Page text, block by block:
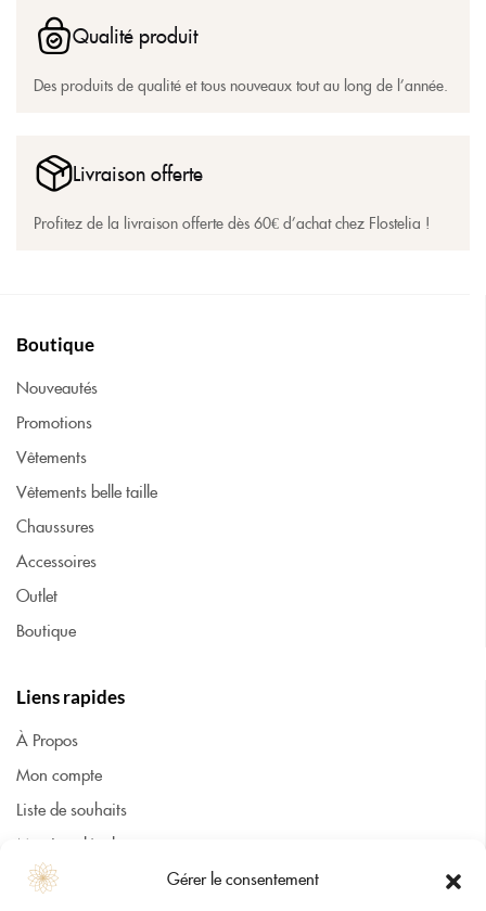
Gérer le consentement
Qualité produit
Des produits de qualité et tous nouveaux tout au long de l’année.
Livraison offerte
Profitez de la livraison offerte dès 60€ d’achat chez Flostelia !
Boutique
Nouveautés
Promotions
Vêtements
Vêtements belle taille
Chaussures
Accessoires
Outlet
Boutique
Liens rapides
À Propos
Mon compte
Liste de souhaits
Mentions légales
CGV